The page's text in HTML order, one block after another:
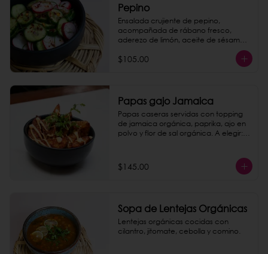
Pepino
Ensalada crujiente de pepino,
acompañada de rábano fresco,
aderezo de limón, aceite de sésamo y
$105.00
Papas gajo Jamaica
Papas caseras servidas con topping
de jamaica orgánica, paprika, ajo en
polvo y flor de sal orgánica. A elegir:
$145.00
Sopa de Lentejas Orgánicas
Lentejas orgánicas cocidas con
cilantro, jitomate, cebolla y comino.